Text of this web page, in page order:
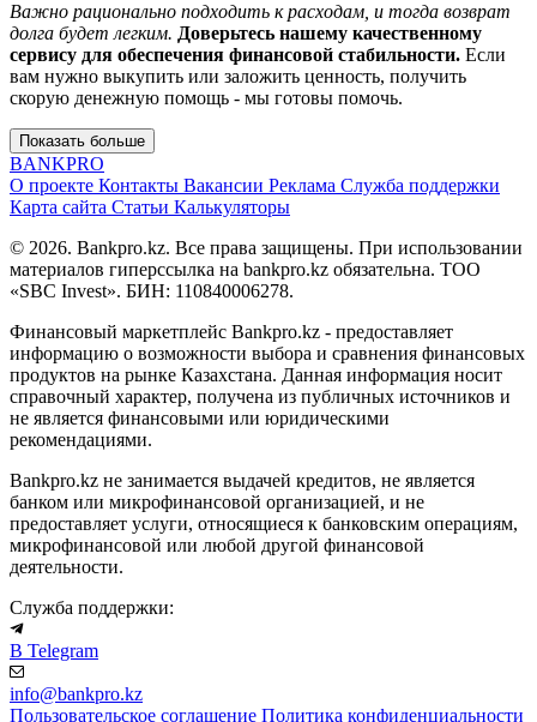
Важно рационально подходить к расходам, и тогда возврат
долга будет легким. Доверьтесь нашему качественному
сервису для обеспечения финансовой стабильности. Если
вам нужно выкупить или заложить ценность, получить
скорую денежную помощь - мы готовы помочь.
Показать больше
BANKPRO
О проекте Контакты Вакансии Реклама Служба поддержки
Карта сайта Статьи Калькуляторы
© 2026. Bankpro.kz. Все права защищены. При использовании
материалов гиперссылка на bankpro.kz обязательна. ТОО
«SBC Invest». БИН: 110840006278.
Финансовый маркетплейс Bankpro.kz - предоставляет
информацию о возможности выбора и сравнения финансовых
продуктов на рынке Казахстана. Данная информация носит
справочный характер, получена из публичных источников и
не является финансовыми или юридическими
рекомендациями.
Bankpro.kz не занимается выдачей кредитов, не является
банком или микрофинансовой организацией, и не
предоставляет услуги, относящиеся к банковским операциям,
микрофинансовой или любой другой финансовой
деятельности.
Служба поддержки:
В Telegram
info@bankpro.kz
Пользовательское соглашение Политика конфиденциальности